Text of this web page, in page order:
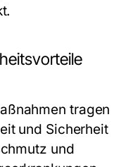
tragen
und Sicherheit
und